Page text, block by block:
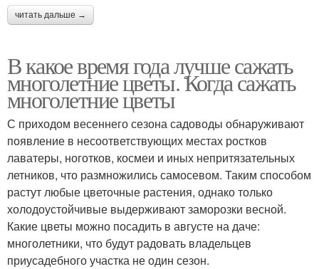
читать дальше →
В какое время года лучше сажать
многолетние цветы. Когда сажать
многолетние цветы
С приходом весеннего сезона садоводы обнаруживают
появление в несоответствующих местах ростков
лаватеры, ноготков, космеи и иных непритязательных
летников, что размножились самосевом. Таким способом
растут любые цветочные растения, однако только
холодоустойчивые выдерживают заморозки весной.
Какие цветы можно посадить в августе на даче:
многолетники, что будут радовать владельцев
приусадебного участка не один сезон.